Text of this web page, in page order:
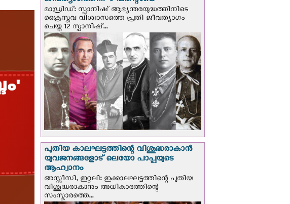
മാഡ്രിഡ്: സ്പാനിഷ് ആഭ്യന്തരയുദ്ധത്തിനിടെ
ക്രൈസ്തവ വിശ്വാസത്തെ പ്രതി ജീവത്യാഗം
ചെയ്ത 12 സ്പാനിഷ്...
പുതിയ കാലഘട്ടത്തിന്റെ വിശുദ്ധരാകാന്‍
യുവജനങ്ങളോട് ലെയോ പാപ്പയുടെ
ആഹ്വാനം
അസ്സീസി, ഇറ്റലി: ഇക്കാലഘട്ടത്തിന്റെ പുതിയ
വിശുദ്ധരാകാനും അധികാരത്തിന്റെ
സംസ്കാരത്തെ...